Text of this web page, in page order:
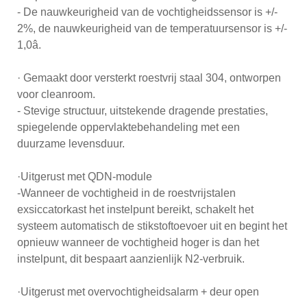
- De nauwkeurigheid van de vochtigheidssensor is +/-
2%, de nauwkeurigheid van de temperatuursensor is +/-
1,0â.
· Gemaakt door versterkt roestvrij staal 304, ontworpen
voor cleanroom.
- Stevige structuur, uitstekende dragende prestaties,
spiegelende oppervlaktebehandeling met een
duurzame levensduur.
·Uitgerust met QDN-module
-Wanneer de vochtigheid in de roestvrijstalen
exsiccatorkast het instelpunt bereikt, schakelt het
systeem automatisch de stikstoftoevoer uit en begint het
opnieuw wanneer de vochtigheid hoger is dan het
instelpunt, dit bespaart aanzienlijk N2-verbruik.
·Uitgerust met overvochtigheidsalarm + deur open